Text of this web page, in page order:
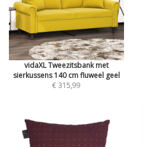
vidaXL Tweezitsbank met
sierkussens 140 cm fluweel geel
€ 315,99